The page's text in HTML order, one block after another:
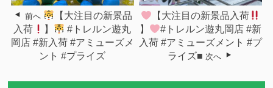
前へ
【大注目の新景品
入荷
】
#トレルン遊丸
岡店 #新入荷 #アミューズメ
ント #プライズ
【大注目の新景品入荷
】
#トレルン遊丸岡店 #新
入荷 #アミューズメント #プ
ライズ■ 次へ